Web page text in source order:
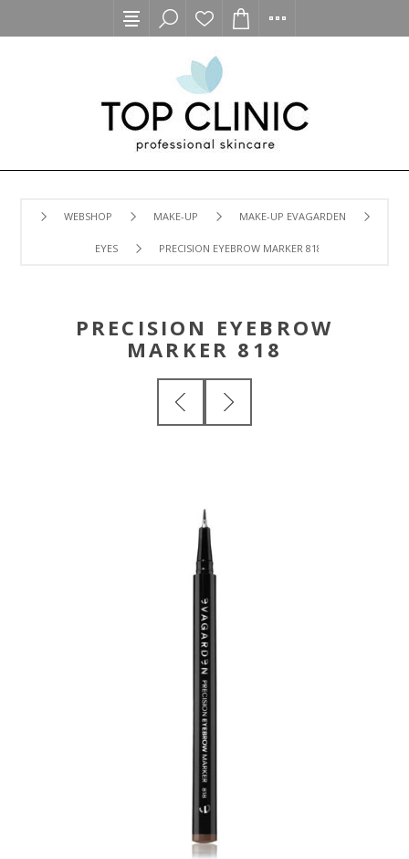
WEBSHOP MAKE-UP MAKE-UP EVAGARDEN
EYES PRECISION EYEBROW MARKER 818
PRECISION EYEBROW
MARKER 818